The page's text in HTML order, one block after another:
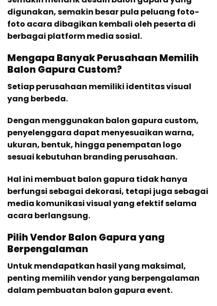
digunakan, semakin besar pula peluang foto-
foto acara dibagikan kembali oleh peserta di
berbagai platform media sosial.
Mengapa Banyak Perusahaan Memilih
Balon Gapura Custom?
Setiap perusahaan memiliki identitas visual
yang berbeda.
Dengan menggunakan balon gapura custom,
penyelenggara dapat menyesuaikan warna,
ukuran, bentuk, hingga penempatan logo
sesuai kebutuhan branding perusahaan.
Hal ini membuat balon gapura tidak hanya
berfungsi sebagai dekorasi, tetapi juga sebagai
media komunikasi visual yang efektif selama
acara berlangsung.
Pilih Vendor Balon Gapura yang
Berpengalaman
Untuk mendapatkan hasil yang maksimal,
penting memilih vendor yang berpengalaman
dalam pembuatan balon gapura event.